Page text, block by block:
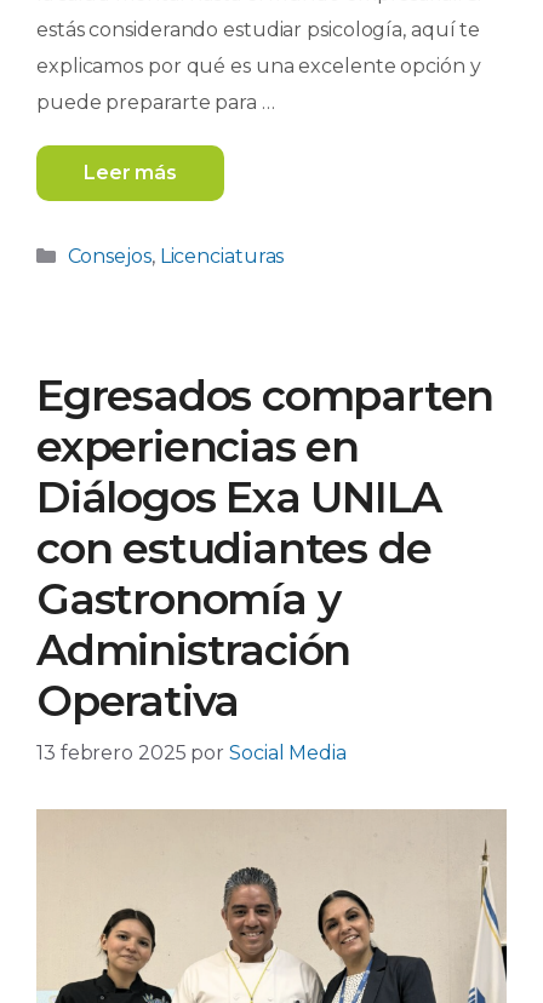
estás considerando estudiar psicología, aquí te
explicamos por qué es una excelente opción y
puede prepararte para …
Leer más
Categorías
Consejos, Licenciaturas
Egresados comparten
experiencias en
Diálogos Exa UNILA
con estudiantes de
Gastronomía y
Administración
Operativa
13 febrero 2025 porSocial Media